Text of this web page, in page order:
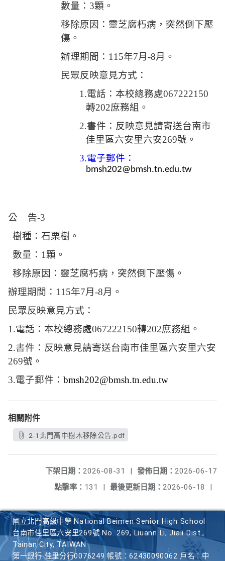
數量： 3顆。
移除原因：靈芝腐朽病，突然倒下壓
傷。
辦理期間： 115年7月-8月。
民眾反映意見方式：
1.電話：本校總務處067222150
轉202庶務組。
2.書件：反映意見請寄送台南市
佳里區六安里六安269號。
3.電子郵件：
bmsh202@bmsh.tn.edu.tw
公
告-3
樹種：石栗樹。
數量： 1 顆。
移除原因：靈芝腐朽病，突然倒下壓傷。
辦理期間： 115年7月 -8月。
民眾反映意見方式：
1.電話：本校總務處067222150轉202庶務組。
2.書件：反映意見請寄送台南市佳里區六安里六安
269號。
3.電子郵件： bmsh202@bmsh.tn.edu.tw
相關附件
2-1北門高中樹木移除公告.pdf
發佈日期： 2026-06-17
下架日期： 2026-08-31
|
最後更新日期： 2026-06-18 |
點擊率： 131 |
國立北門高級中學 National Beimen Senior High School
台南市佳里區六安里269號 No. 269, Liuann Li, Jiali Dist.,
Tainan City, TAIWAN
第一銀行 佳里分行0076249 帳號：62430090062 戶名：中